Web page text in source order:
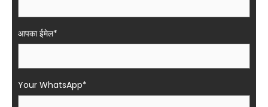
आपका ईमेल*
Your WhatsApp*